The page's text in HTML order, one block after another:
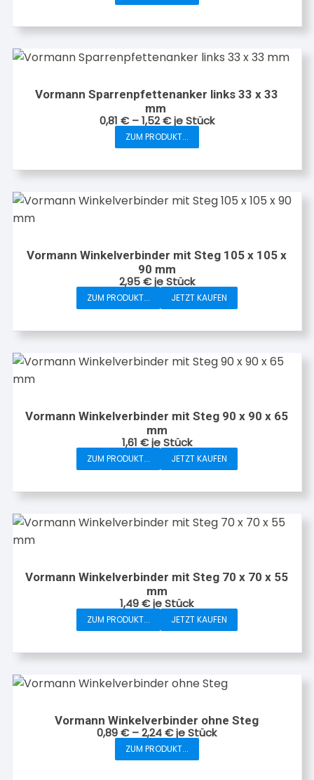
können
Produktseite
werden
weist
mehrere
Die
Optionen
können
auf
der
gewählt
Vormann Sparrenpfettenanker links 33 x 33
mm
0,81 €–1,52€je Stück
ZUM PRODUKT...
Dieses
weist
mehrere
Optionen
können
auf
der
Produktseite
werden
Vormann Winkelverbinder mit Steg 105 x 105 x
90 mm
2,95€je Stück
ZUM PRODUKT... JETZT KAUFEN
Vormann Winkelverbinder mit Steg 90 x 90 x 65
mm
1,61 €je Stück
ZUM PRODUKT... JETZT KAUFEN
Vormann Winkelverbinder mit Steg 70 x 70 x 55
mm
1,49€je Stück
ZUM PRODUKT... JETZT KAUFEN
Vormann Winkelverbinder ohne Steg
0,89€–2,24€je Stück
ZUM PRODUKT...
Dieses